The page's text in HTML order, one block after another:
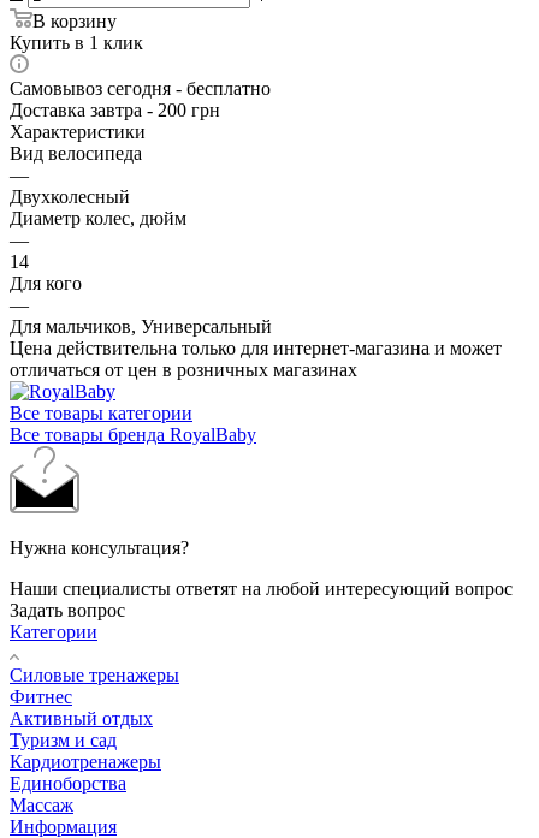
В корзину
Купить в 1 клик
Самовывоз сегодня - бесплатно
Доставка завтра - 200 грн
Характеристики
Вид велосипеда
—
Двухколесный
Диаметр колес, дюйм
—
14
Для кого
—
Для мальчиков, Универсальный
Цена действительна только для интернет-магазина и может
отличаться от цен в розничных магазинах
Все товары категории
Все товары бренда RoyalBaby
Нужна консультация?
Наши специалисты ответят на любой интересующий вопрос
Задать вопрос
Категории
Силовые тренажеры
Фитнес
Активный отдых
Туризм и сад
Кардиотренажеры
Единоборства
Массаж
Информация